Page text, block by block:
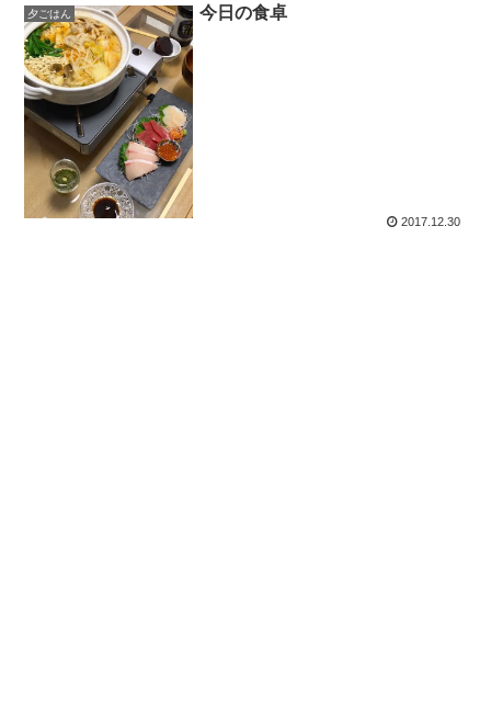
夕ごはん 今日の食卓
2017.12.30